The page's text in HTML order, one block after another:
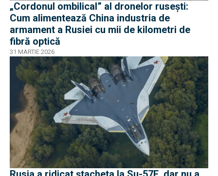
„Cordonul ombilical” al dronelor rusești:
Cum alimentează China industria de
armament a Rusiei cu mii de kilometri de
fibră optică
31 MARTIE 2026